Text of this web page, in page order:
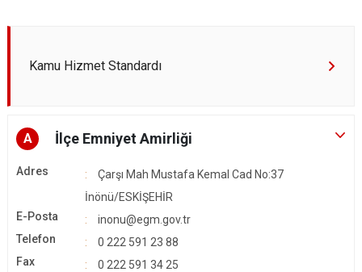
Kamu Hizmet Standardı
A İlçe Emniyet Amirliği
Adres
Çarşı Mah Mustafa Kemal Cad No:37
İnönü/ESKİŞEHİR
E-Posta
inonu@egm.gov.tr
Telefon
0 222 591 23 88
Fax
0 222 591 34 25